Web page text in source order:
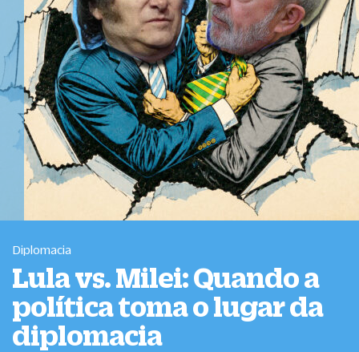
Diplomacia
Lula vs. Milei: Quando a
política toma o lugar da
diplomacia